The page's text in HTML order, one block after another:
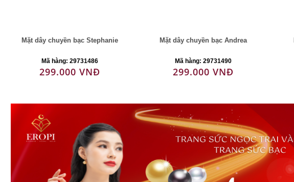
Mặt dây chuyền bạc Stephanie
Mã hàng: 29731486
299.000 VNĐ
Mặt dây chuyền bạc Andrea
Mã hàng: 29731490
299.000 VNĐ